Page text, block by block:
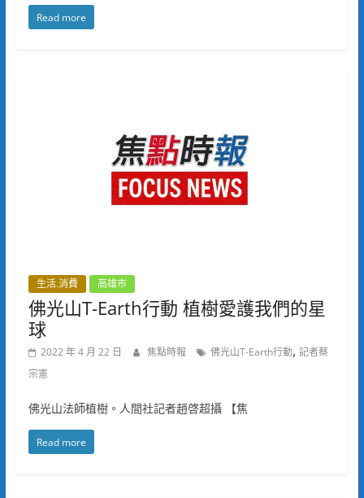
Read more
生活.消費 高雄市
佛光山T-Earth行動 植樹愛護我們的星
球
2022 年 4 月 22 日 焦點時報 佛光山T-Earth行動, 記者蔡
宗憲
佛光山法師植樹。人間社記者趙啓超攝 【焦
Read more